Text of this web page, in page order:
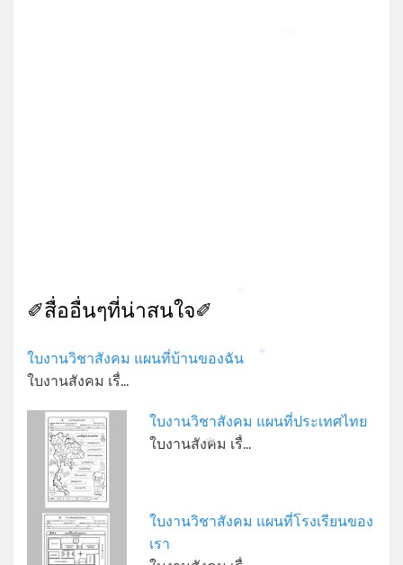
✐สื่ออื่นๆที่น่าสนใจ✐
ใบงานวิชาสังคม แผนที่บ้านของฉัน
ใบงานสังคม เรื่…
ใบงานวิชาสังคม แผนที่ประเทศไทย
ใบงานสังคม เรื่…
ใบงานวิชาสังคม แผนที่โรงเรียนของ
เรา
*